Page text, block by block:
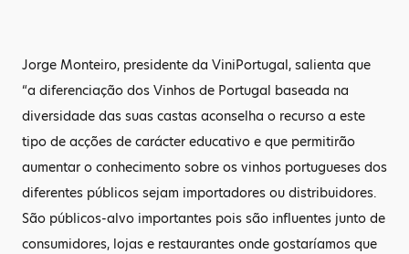
Jorge Monteiro, presidente da ViniPortugal, salienta que
“a diferenciação dos Vinhos de Portugal baseada na
diversidade das suas castas aconselha o recurso a este
tipo de acções de carácter educativo e que permitirão
aumentar o conhecimento sobre os vinhos portugueses dos
diferentes públicos sejam importadores ou distribuidores.
São públicos-alvo importantes pois são influentes junto de
consumidores, lojas e restaurantes onde gostaríamos que